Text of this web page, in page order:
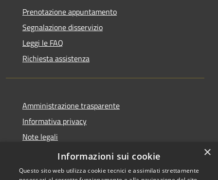
Prenotazione appuntamento
Segnalazione disservizio
Leggi le FAQ
Richiesta assistenza
Amministrazione trasparente
Informativa privacy
Note legali
Dichiarazione di accessibilità
×
Informazioni sui cookie
Questo sito web utilizza cookie tecnici e assimilati strettamente